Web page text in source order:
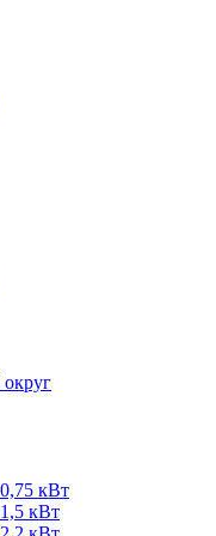
кВт
кВт